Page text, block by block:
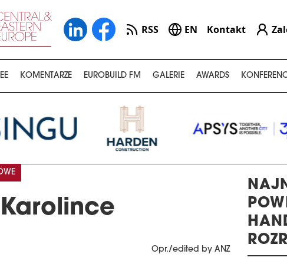
RSS EN Kontakt
KOMENTARZE EUROBUILD FM GALERIE AWARDS
Opr./edited by ANZ